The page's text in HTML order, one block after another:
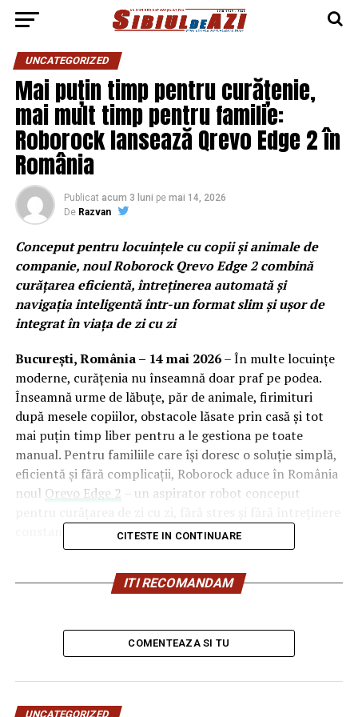
UNCATEGORIZED
Mai puțin timp pentru curățenie,
mai mult timp pentru familie:
Roborock lansează Qrevo Edge 2 în
România
Publicat acum 3 luni pe mai 14, 2026
De Razvan
Conceput pentru locuințele cu copii și animale de
companie, noul Roborock Qrevo Edge 2 combină
curățarea eficientă, întreținerea automată și
navigația inteligentă într-un format slim și ușor de
integrat în viața de zi cu zi
București, România – 14 mai 2026– În multe locuințe
moderne, curățenia nu înseamnă doar praf pe podea.
Înseamnă urme de lăbuțe, păr de animale, firimituri
după mesele copiilor, obstacole lăsate prin casă și tot
mai puțin timp liber pentru a le gestiona pe toate
manual. Pentru familiile care își doresc o soluție simplă,
eficientă și fără complicații, Roborock aduce în România
noul Qrevo Edge 2 – un aspirator robot conceput
pentru familiile active, oferind performanță echilibrată
Qrevo Edge 2 urmărește să rezolve problemele reale
dintr-o casă modernă: părul de animale care se încurcă
în perii, murdăria acumulată în colțuri, spațiile greu
CITESTE IN CONTINUARE
ITI RECOMANDAM
COMENTEAZA SI TU
UNCATEGORIZED